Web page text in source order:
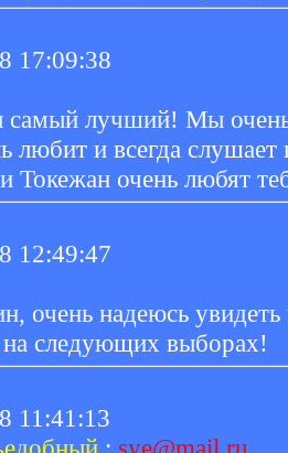
17:09:38
самый лучший! Мы
любит и всегда
Токежан очень любят
12:49:47
очень надеюсь
следующих выборах!
11:41:13
: sye@mail.ru